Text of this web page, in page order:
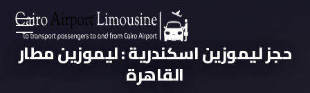
EN
AR
حجز ليموزين اسكندرية : ليموزين مطار
القاهرة
Zamalek
Taxi